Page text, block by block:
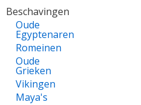
Beschavingen
Oude
Egyptenaren
Romeinen
Oude
Grieken
Vikingen
Maya's